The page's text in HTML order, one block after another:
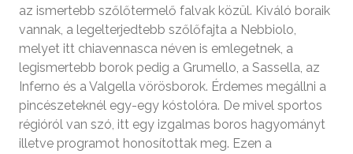
az ismertebb szőlőtermelő falvak közül. Kiváló boraik
vannak, a legelterjedtebb szőlőfajta a Nebbiolo,
melyet itt chiavennasca néven is emlegetnek, a
legismertebb borok pedig a Grumello, a Sassella, az
Inferno és a Valgella vörösborok. Érdemes megállni a
pincészeteknél egy-egy kóstolóra. De mivel sportos
régióról van szó, itt egy izgalmas boros hagyományt
illetve programot honosítottak meg. Ezen a